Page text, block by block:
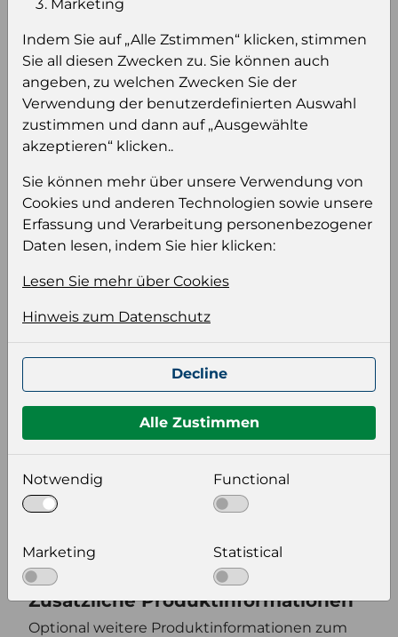
Sie müssen eingeloggt sein, um Preise zu
sehen und/oder dieses Produkt zu kaufen.
Einloggen Anmeldung für B2B Konto
Produktinformation
Ihre Produktdatei aus
Sprache
Keiner
Format auswählen
wählen Sie eine Auflösung für Ihr Bild aus
Zusätzliche Produktinformationen
Optional weitere Produktinformationen zum
Marketing
Indem Sie auf „Alle Zstimmen“ klicken, stimmen
Sie all diesen Zwecken zu. Sie können auch
angeben, zu welchen Zwecken Sie der
Verwendung der benutzerdefinierten Auswahl
zustimmen und dann auf „Ausgewählte
akzeptieren“ klicken..
Sie können mehr über unsere Verwendung von
Cookies und anderen Technologien sowie unsere
Erfassung und Verarbeitung personenbezogener
Daten lesen, indem Sie hier klicken:
Lesen Sie mehr über Cookies
Hinweis zum Datenschutz
Decline
Alle Zustimmen
Notwendig Functional
Marketing Statistical